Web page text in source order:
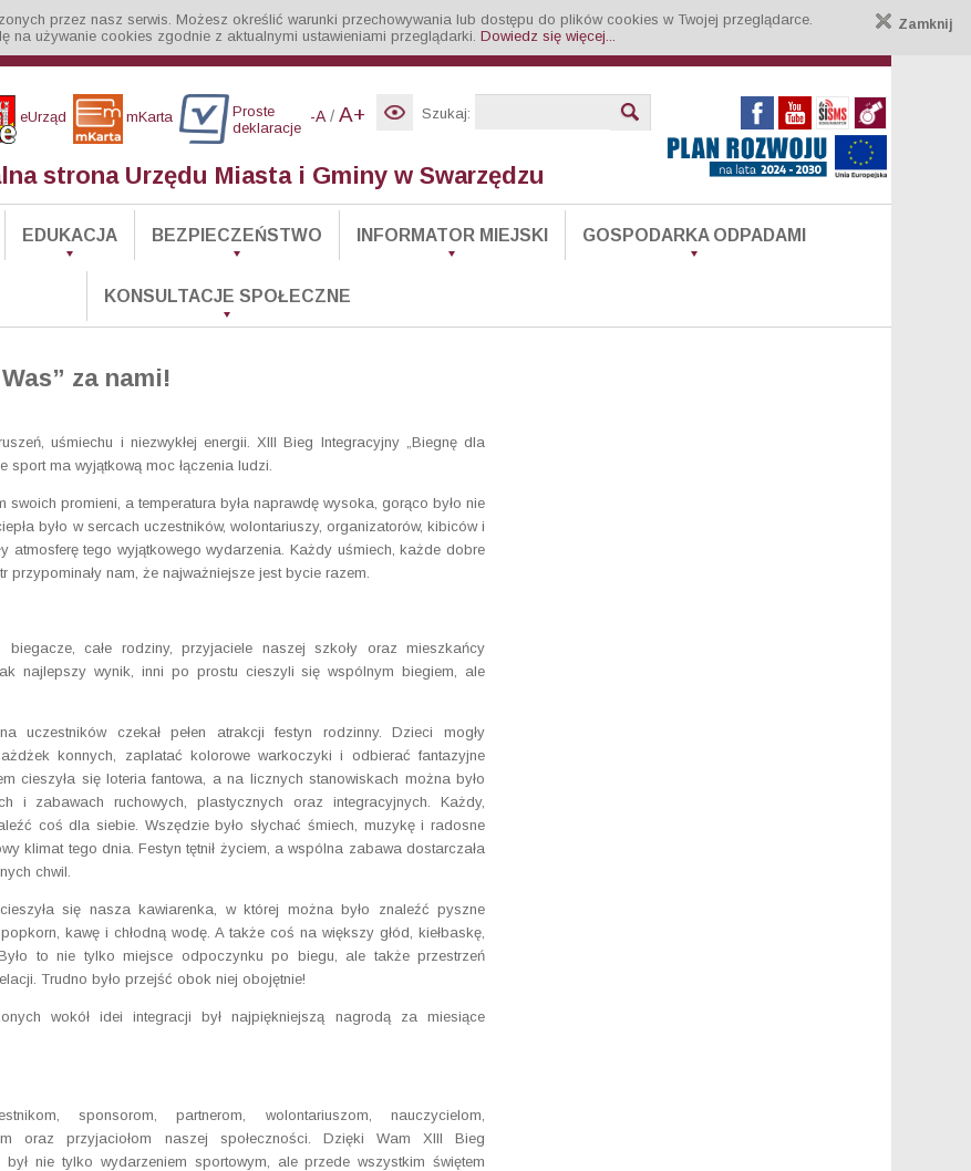
przez nasz serwis. Możesz określić warunki przechowywania lub dostępu do plików cookies w Twojej przeglądarce. Zamknij
na używanie cookies zgodnie z aktualnymi ustawieniami przeglądarki. Dowiedz się więcej...
eUrząd mKarta
Proste
deklaracje
-A / A+ Szukaj:
strona Urzędu Miasta i Gminy w Swarzędzu
EDUKACJA BEZPIECZEŃSTWO INFORMATOR MIEJSKI GOSPODARKA ODPADAMI
KONSULTACJE SPOŁECZNE
za nami!
uśmiechu i niezwykłej energii. XIII Bieg Integracyjny „Biegnę dla
ma wyjątkową moc łączenia ludzi.
swoich promieni, a temperatura była naprawdę wysoka, gorąco było nie
było w sercach uczestników, wolontariuszy, organizatorów, kibiców i
atmosferę tego wyjątkowego wydarzenia. Każdy uśmiech, każde dobre
przypominały nam, że najważniejsze jest bycie razem.
całe rodziny, przyjaciele naszej szkoły oraz mieszkańcy
najlepszy wynik, inni po prostu cieszyli się wspólnym biegiem, ale
uczestników czekał pełen atrakcji festyn rodzinny. Dzieci mogły
konnych, zaplatać kolorowe warkoczyki i odbierać fantazyjne
cieszyła się loteria fantowa, a na licznych stanowiskach można było
i zabawach ruchowych, plastycznych oraz integracyjnych. Każdy,
coś dla siebie. Wszędzie było słychać śmiech, muzykę i radosne
klimat tego dnia. Festyn tętnił życiem, a wspólna zabawa dostarczała
chwil.
się nasza kawiarenka, w której można było znaleźć pyszne
kawę i chłodną wodę. A także coś na większy głód, kiełbaskę,
to nie tylko miejsce odpoczynku po biegu, ale także przestrzeń
Trudno było przejść obok niej obojętnie!
wokół idei integracji był najpiękniejszą nagrodą za miesiące
sponsorom, partnerom, wolontariuszom, nauczycielom,
oraz przyjaciołom naszej społeczności. Dzięki Wam XIII Bieg
nie tylko wydarzeniem sportowym, ale przede wszystkim świętem